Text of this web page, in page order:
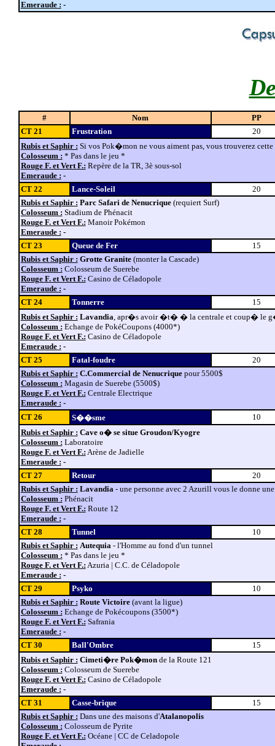
Emeraude : -
# Nom
PP
CT 21
Frustration
20
Rubis et Saphir : Si vos Pok�mon ne vous aiment pas, vous trouverez
Colosseum : * Pas dans le jeu *
Rouge F. et Vert F.: Repère de la TR, 3è sous-sol
Emeraude : -
CT 22
Lance-Soleil
20
Rubis et Saphir : Parc Safari de Nenucrique(requiert Surf)
Colosseum : Stadium de Phénacit
Rouge F. et Vert F.: Manoir Pokémon
Emeraude : -
CT 23
Queue de Fer
15
Rubis et Saphir : Grotte Granite(monter la Cascade)
Colosseum : Colosseum de Suerebe
Rouge F. et Vert F.: Casino de Céladopole
Emeraude : -
CT 24
Tonnerre
15
Rubis et Saphir : Lavandia, apr�s avoir �t� � la centrale et coup� le
Colosseum : Echange de PokéCoupons (4000*)
Rouge F. et Vert F.: Casino de Céladopole
Emeraude : -
CT 25
Fatal-foudre
20
Rubis et Saphir : C.Commercial de Nenucriquepour 5500$
Colosseum : Magasin de Suerebe (5500$)
Rouge F. et Vert F.: Centrale Electrique
Emeraude : -
CT 26
S��sme
10
Rubis et Saphir : Cave o� se situe Groudon/Kyogre
Colosseum : Laboratoire
Rouge F. et Vert F.: Arène de Jadielle
Emeraude : -
CT 27
Retour
20
Rubis et Saphir : Lavandia- une personne avec 2 Azurill vous le donne
Colosseum : Phénacit
Rouge F. et Vert F.: Route 12
Emeraude : -
CT 28
Tunnel
10
Rubis et Saphir : Autequia- l'Homme au fond d'un tunnel
Colosseum : * Pas dans le jeu *
Rouge F. et Vert F.: Azuria | C.C. de Céladopole
Emeraude : -
CT 29
Psyko
10
Rubis et Saphir : Route Victoire(avant la ligue)
Colosseum : Echange de Pokécoupons (3500*)
Rouge F. et Vert F.: Safrania
Emeraude : -
CT 30
Ball'Ombre
15
Rubis et Saphir : Cimeti�re Pok�monde la Route 121
Colosseum : Colosseum de Suerebe
Rouge F. et Vert F.: Casino de Céladopole
Emeraude : -
CT 31
Casse-brique
15
Rubis et Saphir : Dans une des maisons d'Atalanopolis
Colosseum : Colosseum de Pyrite
Rouge F. et Vert F.: Océane | CC de Celadopole